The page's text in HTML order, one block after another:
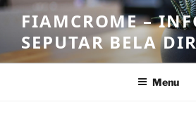
Skip
content
FIAMCROME –
SEPUTAR BELA
Menu